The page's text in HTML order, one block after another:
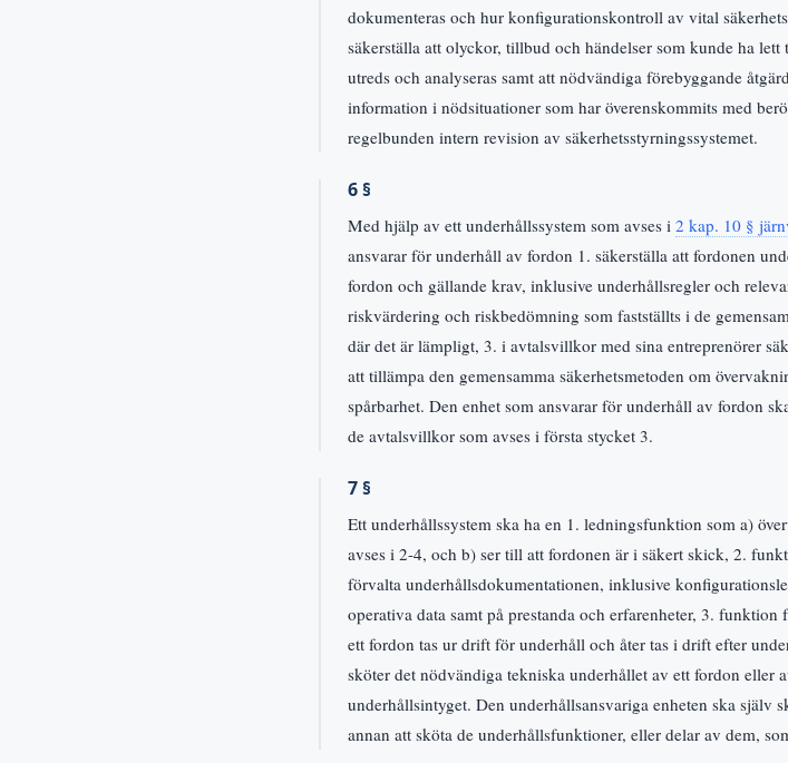
dokumenteras och hur konfigurationskontroll av vital
säkerställa att olyckor, tillbud och händelser som kunde ha
utreds och analyseras samt att nödvändiga förebyggande
information i nödsituationer som har överenskommits med
regelbunden intern revision av säkerhetsstyrningssystemet.
6 §
Med hjälp av ett underhållssystem som avses i 2 kap. 10 §
ansvarar för underhåll av fordon 1. säkerställa att fordonen
fordon och gällande krav, inklusive underhållsregler och
riskvärdering och riskbedömning som fastställts i de
där det är lämpligt, 3. i avtalsvillkor med sina entreprenörer
att tillämpa den gemensamma säkerhetsmetoden om
spårbarhet. Den enhet som ansvarar för underhåll av fordon
de avtalsvillkor som avses i första stycket 3.
7 §
Ett underhållssystem ska ha en 1. ledningsfunktion som a)
avses i 2-4, och b) ser till att fordonen är i säkert skick, 2.
förvalta underhållsdokumentationen, inklusive
operativa data samt på prestanda och erfarenheter, 3.
ett fordon tas ur drift för underhåll och åter tas i drift efter
sköter det nödvändiga tekniska underhållet av ett fordon eller
underhållsintyget. Den underhållsansvariga enheten ska själv
annan att sköta de underhållsfunktioner, eller delar av dem,